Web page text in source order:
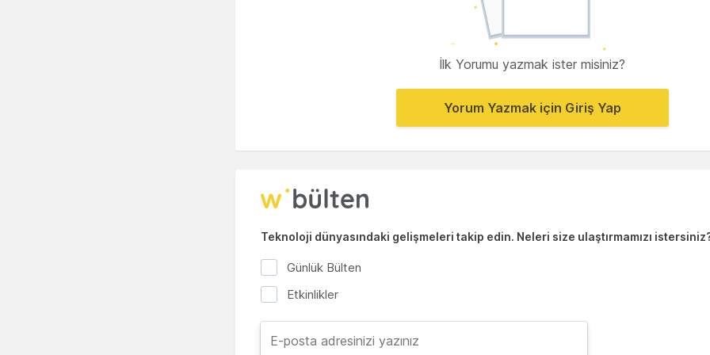
İlk Yorumu yazmak ister misiniz?
Yorum Yazmak için Giriş Yap
Teknoloji dünyasındaki gelişmeleri takip edin. Neleri size ulaştırmamızı
Günlük Bülten
Etkinlikler